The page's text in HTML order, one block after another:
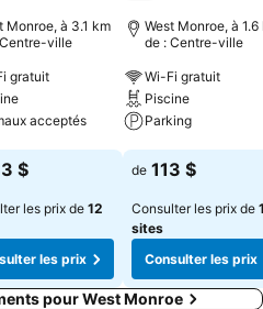
Monroe, à 3.1 km
ville
gratuit
acceptés
les prix
$
les prix de 12
les prix
West Monroe, à 1.6
de : Centre-ville
Wi-Fi gratuit
Piscine
Parking
Consulter les
de 113 $
Consulter les prix de
sites
Consulter les prix
pour West Monroe